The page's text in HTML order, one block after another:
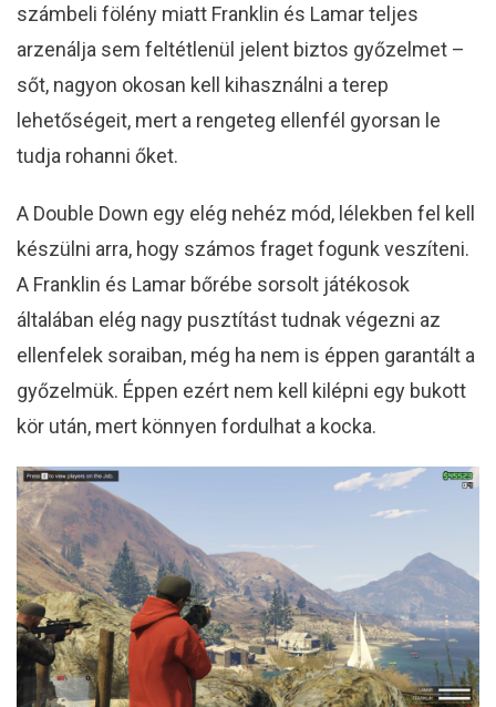
számbeli fölény miatt Franklin és Lamar teljes
arzenálja sem feltétlenül jelent biztos győzelmet –
sőt, nagyon okosan kell kihasználni a terep
lehetőségeit, mert a rengeteg ellenfél gyorsan le
tudja rohanni őket.
A Double Down egy elég nehéz mód, lélekben fel kell
készülni arra, hogy számos fraget fogunk veszíteni.
A Franklin és Lamar bőrébe sorsolt játékosok
általában elég nagy pusztítást tudnak végezni az
ellenfelek soraiban, még ha nem is éppen garantált a
győzelmük. Éppen ezért nem kell kilépni egy bukott
kör után, mert könnyen fordulhat a kocka.